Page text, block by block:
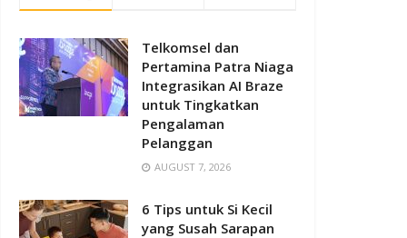
Telkomsel dan
Pertamina Patra Niaga
Integrasikan AI Braze
untuk Tingkatkan
Pengalaman
Pelanggan
AUGUST 7, 2026
6 Tips untuk Si Kecil
yang Susah Sarapan